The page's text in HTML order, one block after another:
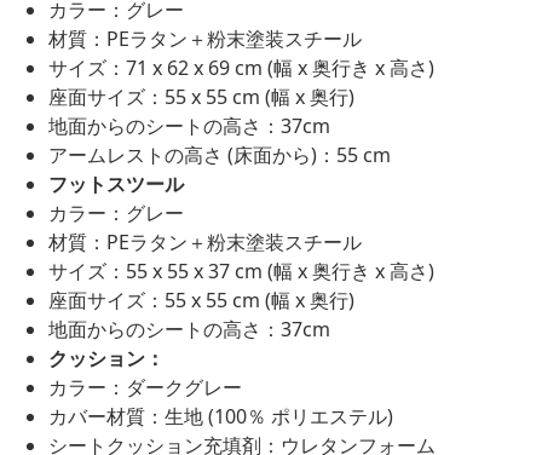
カラー：グレー
材質：PEラタン＋粉末塗装スチール
サイズ：71 x 62 x 69 cm (幅 x 奥行き x 高さ)
座面サイズ：55 x 55 cm (幅 x 奥行)
地面からのシートの高さ：37cm
アームレストの高さ (床面から)：55 cm
フットスツール
カラー：グレー
材質：PEラタン＋粉末塗装スチール
サイズ：55 x 55 x 37 cm (幅 x 奥行き x 高さ)
座面サイズ：55 x 55 cm (幅 x 奥行)
地面からのシートの高さ：37cm
クッション：
カラー：ダークグレー
カバー材質：生地 (100％ ポリエステル)
シートクッション充填剤：ウレタンフォーム